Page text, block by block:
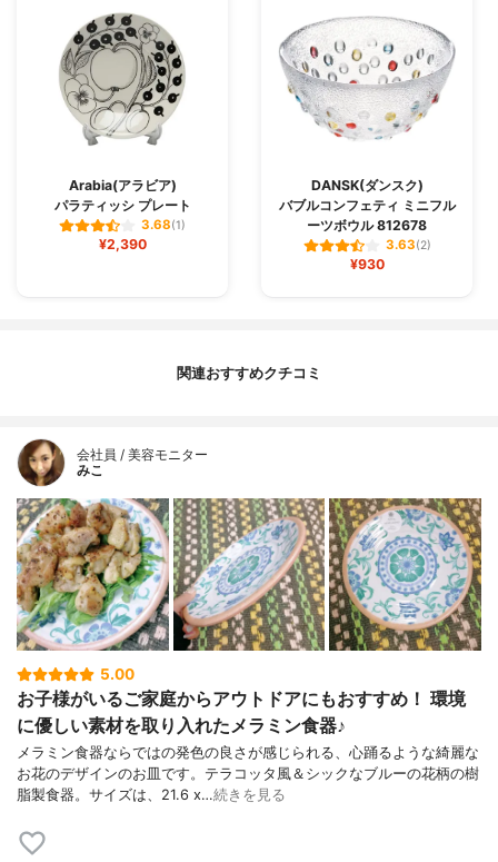
Arabia(アラビア)
パラティッシ プレート
3.68(1)
¥2,390
DANSK(ダンスク)
バブルコンフェティ ミニフル
ーツボウル 812678
3.63(2)
¥930
関連おすすめクチコミ
会社員 / 美容モニター
みこ
5.00
お子様がいるご家庭からアウトドアにもおすすめ！ 環境
に優しい素材を取り入れたメラミン食器♪
メラミン食器ならではの発色の良さが感じられる、心踊るような綺麗な
お花のデザインのお皿です。テラコッタ風＆シックなブルーの花柄の樹
脂製食器。サイズは、21.6 x…続きを見る